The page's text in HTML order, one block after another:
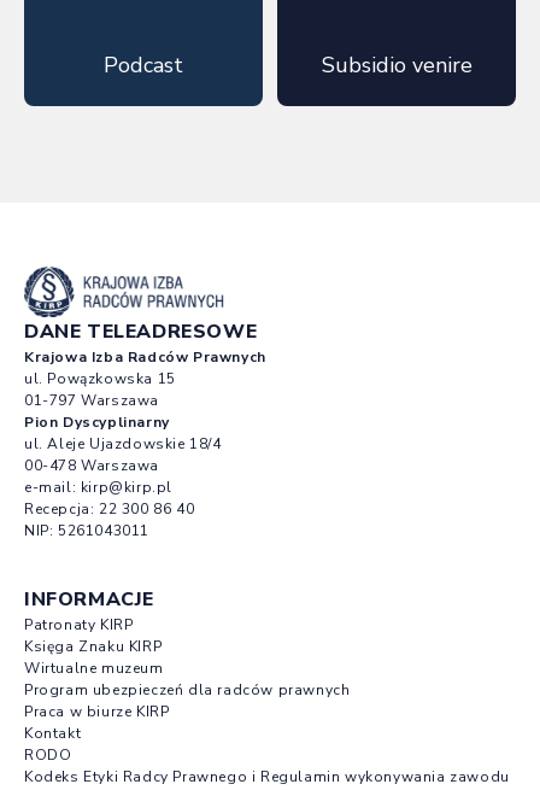
Podcast Subsidio venire
DANE TELEADRESOWE
Krajowa Izba Radców Prawnych
ul. Powązkowska 15
01-797 Warszawa
Pion Dyscyplinarny
ul. Aleje Ujazdowskie 18/4
00-478 Warszawa
e-mail: kirp@kirp.pl
Recepcja: 22 300 86 40
NIP: 5261043011
INFORMACJE
Patronaty KIRP
Księga Znaku KIRP
Wirtualne muzeum
Program ubezpieczeń dla radców prawnych
Praca w biurze KIRP
Kontakt
RODO
Kodeks Etyki Radcy Prawnego i Regulamin wykonywania zawodu